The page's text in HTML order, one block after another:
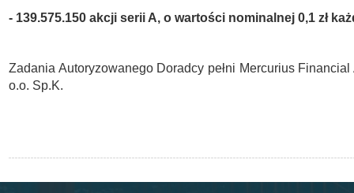
- 139.575.150 akcji serii A, o wartości nominalnej 0,1 zł
Zadania Autoryzowanego Doradcy pełni Mercurius
o.o. Sp.K.